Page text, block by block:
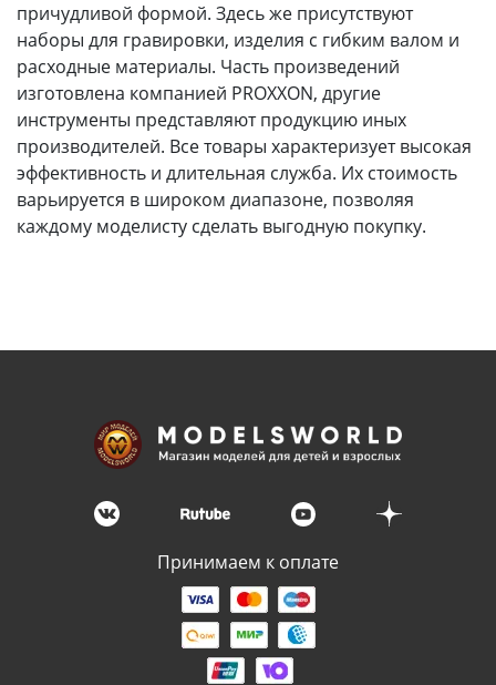
причудливой формой. Здесь же присутствуют
наборы для гравировки, изделия с гибким валом и
расходные материалы. Часть произведений
изготовлена компанией PROXXON, другие
инструменты представляют продукцию иных
производителей. Все товары характеризует высокая
эффективность и длительная служба. Их стоимость
варьируется в широком диапазоне, позволяя
каждому моделисту сделать выгодную покупку.
Принимаем к оплате